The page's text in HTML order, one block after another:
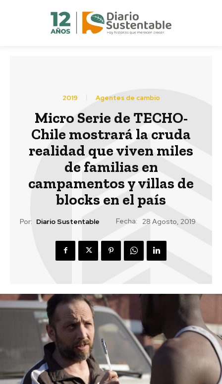
2019 Agentes de cambio
Micro Serie de TECHO-
Chile mostrará la cruda
realidad que viven miles
de familias en
campamentos y villas de
blocks en el país
Por: Diario Sustentable Fecha: 28 Agosto, 2019